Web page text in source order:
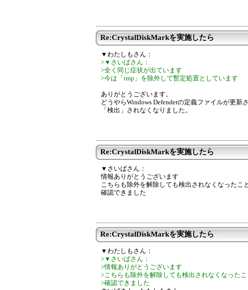
Re:CrystalDiskMarkを実施したら
▼わたしもさん：
>▼さいばさん：
>全く同じ症状が出ています
>今は「tmp」を除外して暫定処置としています
ありがとうございます。
どうやらWindows Defenderの定義ファイルが更新
「検出」されなくなりました。
Re:CrystalDiskMarkを実施したら
▼さいばさん：
情報ありがとうございます
こちらも除外を解除しても検出されなくなったこと
確認できました
Re:CrystalDiskMarkを実施したら
▼わたしもさん：
>▼さいばさん：
>情報ありがとうございます
>こちらも除外を解除しても検出されなくなったこ
>確認できました